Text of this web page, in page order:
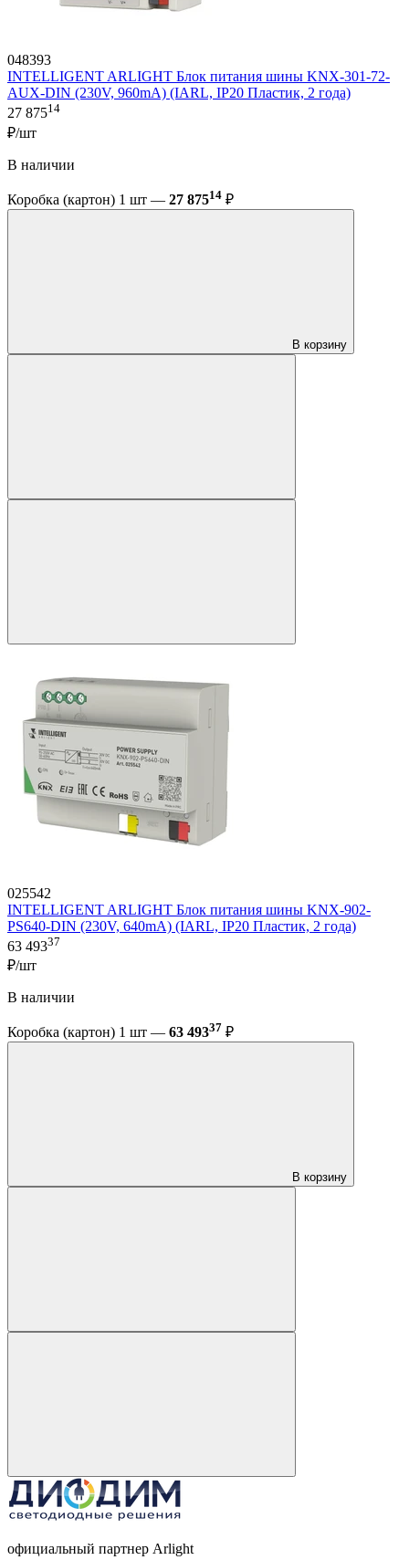
048393
INTELLIGENT ARLIGHT Блок питания шины KNX-301-72-
AUX-DIN (230V, 960mA) (IARL, IP20 Пластик, 2 года)
27 87514
₽/шт
В наличии
Коробка (картон) 1 шт — 27 87514 ₽
В корзину
025542
INTELLIGENT ARLIGHT Блок питания шины KNX-902-
PS640-DIN (230V, 640mA) (IARL, IP20 Пластик, 2 года)
63 49337
₽/шт
В наличии
Коробка (картон) 1 шт — 63 49337 ₽
В корзину
официальный партнер Arlight